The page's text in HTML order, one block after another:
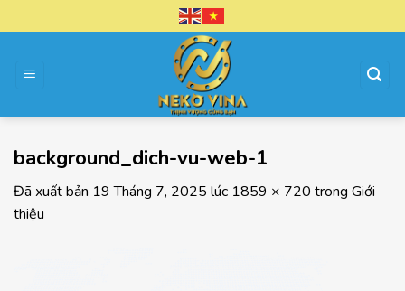
đến
dung
background_dich-vu-web-1
Đã xuất bản 19 Tháng 7, 2025 lúc 1859 × 720 trong Giới
thiệu